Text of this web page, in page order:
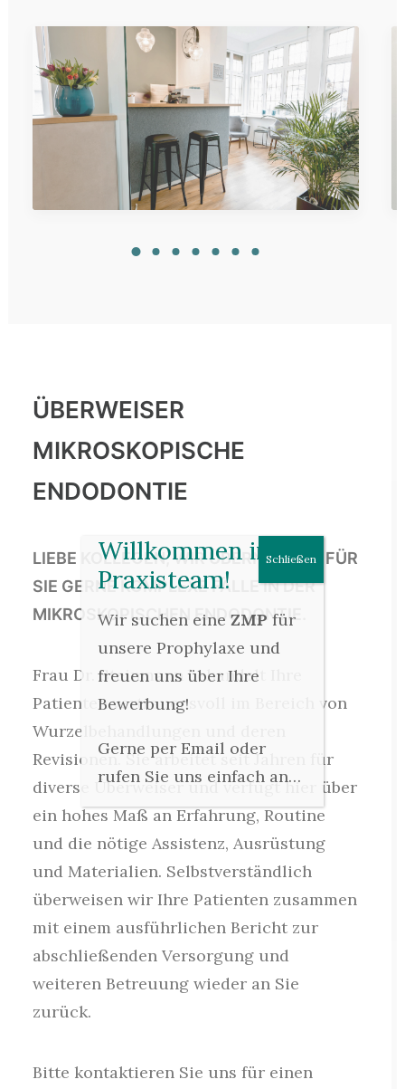
ÜBERWEISER
MIKROSKOPISCHE
ENDODONTIE
LIEBE KOLLEGEN, WIR ÜBERNEHMEN FÜR
SIE GERNE KOMPLEXE FÄLLE IN DER
MIKROSKOPISCHEN ENDODONTIE.
Frau Dr. Steinmann behandelt Ihre
Patienten vertrauensvoll im Bereich von
Wurzelbehandlungen und deren
Revisionen. Sie arbeitet seit Jahren für
diverse Überweiser und verfügt hier über
ein hohes Maß an Erfahrung, Routine
und die nötige Assistenz, Ausrüstung
und Materialien. Selbstverständlich
überweisen wir Ihre Patienten zusammen
mit einem ausführlichen Bericht zur
abschließenden Versorgung und
weiteren Betreuung wieder an Sie
zurück.
Bitte kontaktieren Sie uns für einen
Willkommen im
Praxisteam!
Wir suchen eine ZMP für
unsere Prophylaxe und
freuen uns über Ihre
Bewerbung!
Gerne per Email oder
rufen Sie uns einfach an…
Schließen